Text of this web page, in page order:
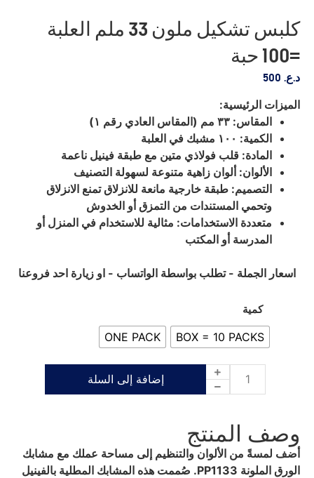
كلبس تشكيل ملون 33 ملم العلبة
=100 حبة
د.ع.
الميزات الرئيسية:
المقاس: ٣٣ مم (المقاس العادي رقم ١)
الكمية: ١٠٠ مشبك في العلبة
المادة: قلب فولاذي متين مع طبقة فينيل ناعمة
الألوان: ألوان زاهية متنوعة لسهولة التصنيف
التصميم: طبقة خارجية مانعة للانزلاق تمنع الانزلاق
وتحمي المستندات من التمزق أو الخدوش
متعددة الاستخدامات: مثالية للاستخدام في المنزل أو
المدرسة أو المكتب
اسعار الجملة - تطلب بواسطة الواتساب - او زيارة احد فروعنا
كمية
BOX = 10 PACKS
ONE PACK
إضافة إلى السلة
وصف المنتج
أضف لمسةً من الألوان والتنظيم إلى مساحة عملك مع مشابك
الورق الملونة PP1133. صُممت هذه المشابك المطلية بالفينيل